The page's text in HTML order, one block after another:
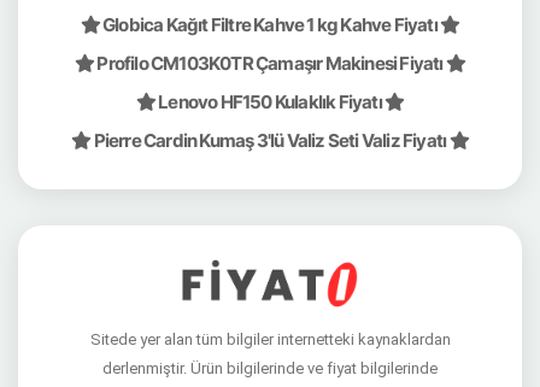
Globica Kağıt Filtre Kahve 1 kg Kahve Fiyatı
Profilo CM103K0TR Çamaşır Makinesi Fiyatı
Lenovo HF150 Kulaklık Fiyatı
Pierre Cardin Kumaş 3'lü Valiz Seti Valiz Fiyatı
Sitede yer alan tüm bilgiler internetteki kaynaklardan
derlenmiştir. Ürün bilgilerinde ve fiyat bilgilerinde